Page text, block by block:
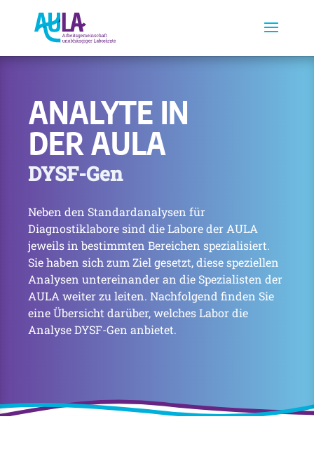
ANALYTE IN
DER AULA
DYSF-Gen
Neben den Standardanalysen für
Diagnostiklabore sind die Labore der AULA
jeweils in bestimmten Bereichen spezialisiert.
Sie haben sich zum Ziel gesetzt, diese speziellen
Analysen untereinander an die Spezialisten der
AULA weiter zu leiten. Nachfolgend finden Sie
eine Übersicht darüber, welches Labor die
Analyse DYSF-Gen anbietet.